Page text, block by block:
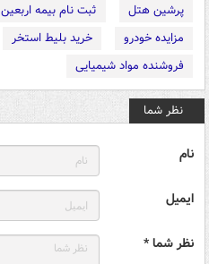
پرشین هتل
ثبت نام بیمه اربعین
مزایده خودرو
خرید بلیط استخر
فروشنده مواد شیمیایی
نظر شما
نام
ایمیل
نظر شما *